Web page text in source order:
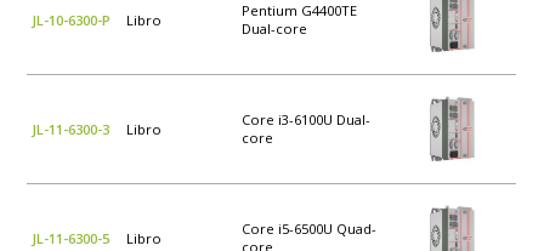
JL-10-6300-P Libro
Pentium G4400TE
Dual-core
JL-11-6300-3 Libro
Core i3-6100U Dual-
core
JL-11-6300-5 Libro
Core i5-6500U Quad-
core